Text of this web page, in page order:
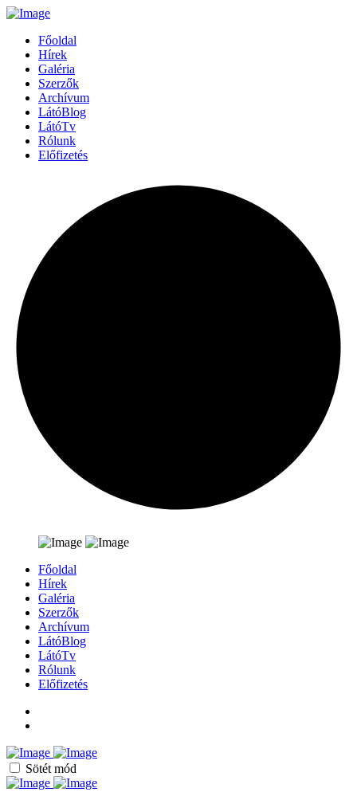
Főoldal
Hírek
Galéria
Szerzők
Archívum
LátóBlog
LátóTv
Rólunk
Előfizetés
Főoldal
Hírek
Galéria
Szerzők
Archívum
LátóBlog
LátóTv
Rólunk
Előfizetés
Sötét mód